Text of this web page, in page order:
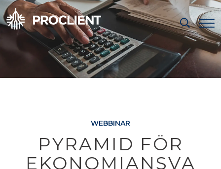
WEBBINAR
PYRAMID FÖR
EKONOMIANSVA